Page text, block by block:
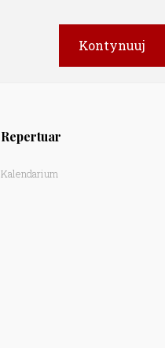
Repertuar
Kalendarium